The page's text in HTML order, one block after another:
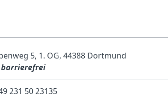
5, 1. OG, 44388 Dortmund
barrierefrei
231 50 23135